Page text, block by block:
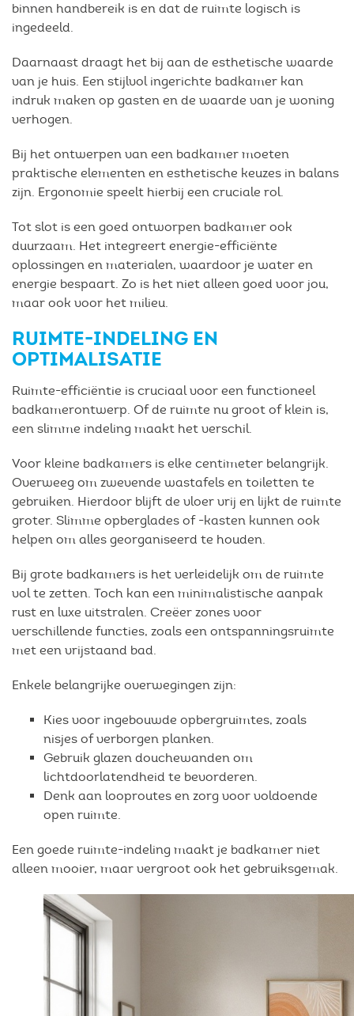
binnen handbereik is en dat de ruimte logisch is
ingedeeld.
Daarnaast draagt het bij aan de esthetische waarde
van je huis. Een stijlvol ingerichte badkamer kan
indruk maken op gasten en de waarde van je woning
verhogen.
Bij het ontwerpen van een badkamer moeten
praktische elementen en esthetische keuzes in balans
zijn. Ergonomie speelt hierbij een cruciale rol.
Tot slot is een goed ontworpen badkamer ook
duurzaam. Het integreert energie-efficiënte
oplossingen en materialen, waardoor je water en
energie bespaart. Zo is het niet alleen goed voor jou,
maar ook voor het milieu.
RUIMTE-INDELING EN
OPTIMALISATIE
Ruimte-efficiëntie is cruciaal voor een functioneel
badkamerontwerp. Of de ruimte nu groot of klein is,
een slimme indeling maakt het verschil.
Voor kleine badkamers is elke centimeter belangrijk.
Overweeg om zwevende wastafels en toiletten te
gebruiken. Hierdoor blijft de vloer vrij en lijkt de ruimte
groter. Slimme opberglades of -kasten kunnen ook
helpen om alles georganiseerd te houden.
Bij grote badkamers is het verleidelijk om de ruimte
vol te zetten. Toch kan een minimalistische aanpak
rust en luxe uitstralen. Creëer zones voor
verschillende functies, zoals een ontspanningsruimte
met een vrijstaand bad.
Enkele belangrijke overwegingen zijn:
Kies voor ingebouwde opbergruimtes, zoals
nisjes of verborgen planken.
Gebruik glazen douchewanden om
lichtdoorlatendheid te bevorderen.
Denk aan looproutes en zorg voor voldoende
open ruimte.
Een goede ruimte-indeling maakt je badkamer niet
alleen mooier, maar vergroot ook het gebruiksgemak.